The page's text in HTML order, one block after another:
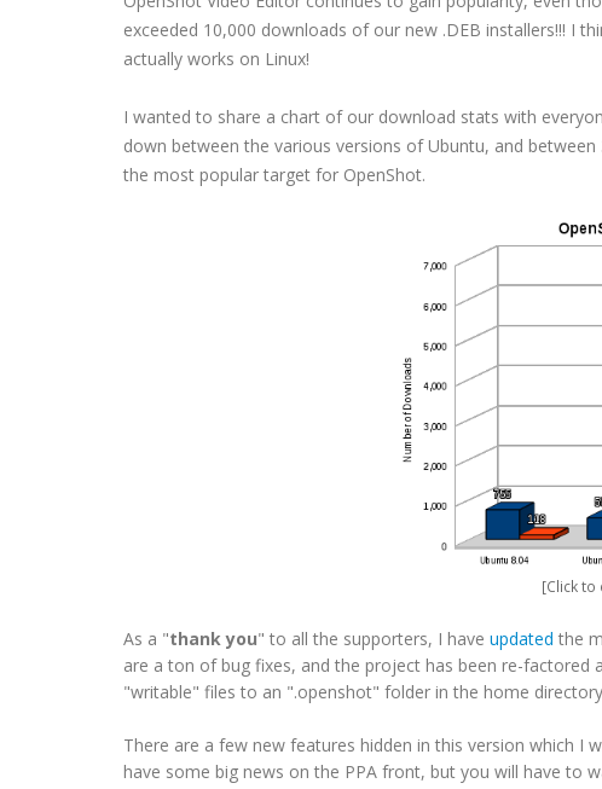
exceeded 10,000 downloads of our new .DEB installers!!! I
actually works on Linux!
I wanted to share a chart of our download stats with
down between the various versions of Ubuntu, and
the most popular target for OpenShot.
[Click to
As a "thank you" to all the supporters, I have updated the
are a ton of bug fixes, and the project has been re-
"writable" files to an ".openshot" folder in the home
There are a few new features hidden in this version which I
have some big news on the PPA front, but you will have to